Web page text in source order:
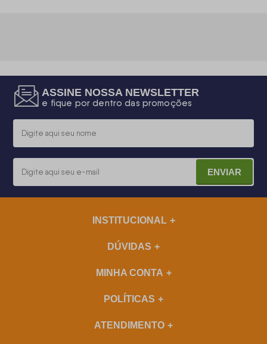
ASSINE NOSSA NEWSLETTER
e fique por dentro das promoções
ENVIAR
INSTITUCIONAL
DÚVIDAS
MINHA CONTA
POLÍTICAS
ATENDIMENTO